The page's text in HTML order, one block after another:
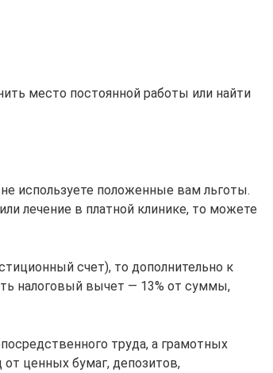
место постоянной работы или найти
используете положенные вам льготы.
лечение в платной клинике, то можете
счет), то дополнительно к
налоговый вычет — 13% от суммы,
труда, а грамотных
ценных бумаг, депозитов,